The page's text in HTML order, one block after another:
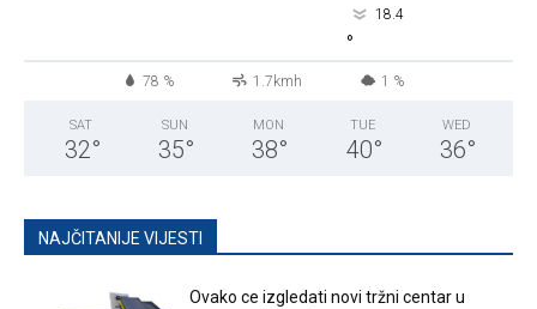
18.4
°
78 % 1.7kmh 1 %
SAT
32°
SUN
35°
MON
38°
TUE
40°
WED
36°
NAJČITANIJE VIJESTI
Ovako ce izgledati novi tržni centar u